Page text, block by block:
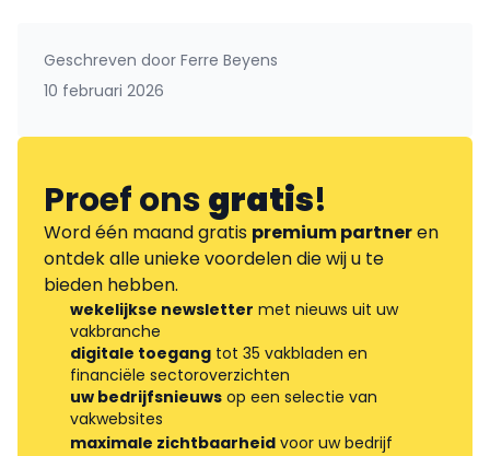
Geschreven door Ferre Beyens
10 februari 2026
Proef onsgratis!
Word één maand gratis premium partneren
ontdek alle unieke voordelen die wij u te
bieden hebben.
wekelijkse newsletter met nieuws uit uw
vakbranche
digitale toegang tot 35 vakbladen en
financiële sectoroverzichten
uw bedrijfsnieuws op een selectie van
vakwebsites
maximale zichtbaarheid voor uw bedrijf